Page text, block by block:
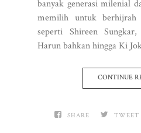
banyak generasi milenial
memilih untuk
seperti Shireen
Harun bahkan hingga Ki
CONTINUE
SHARE TWEET